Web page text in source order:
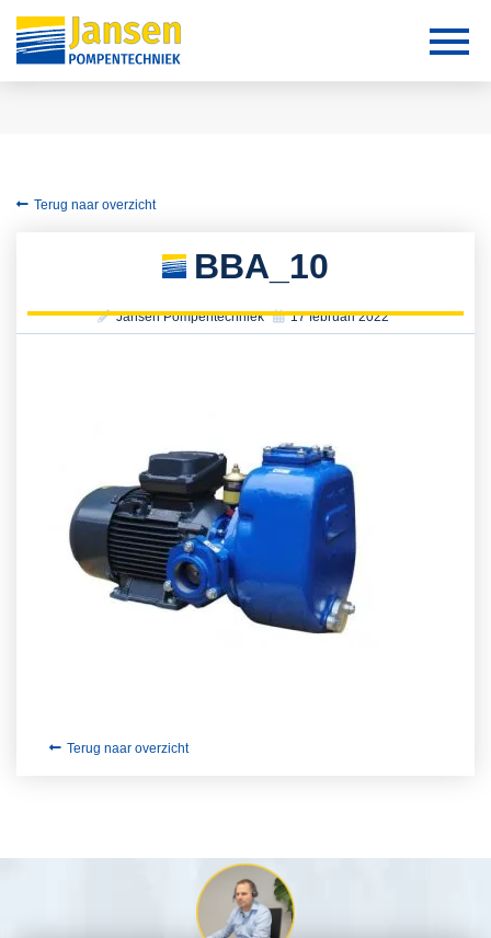
Terug naar overzicht
BBA_10
Jansen Pompentechniek 17 februari 2022
Terug naar overzicht